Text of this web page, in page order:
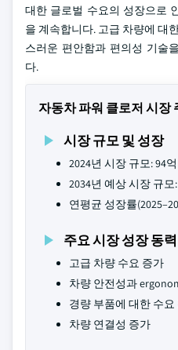
대한 글로벌 수요의 성장으로
을 계속합니다. 고급 차량에 대
스러운 편안함과 편의성 기술
다.
자동차 파워 클로저 시장
시장 규모 및 성장
2024년 시장 규모: 94
2034년 예상 시장 규모
연평균 성장률
주요 시장 성장 동력
고급 차량 수요 증가
차량 안전성과
경량 부품에 대한 수요
차량 연결성 증가